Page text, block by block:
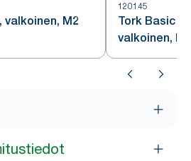
valkoinen, M2
120145
Tork Basic -
valkoinen, M2